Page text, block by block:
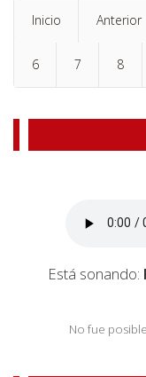
Inicio Anterior
6 7 8
Está sonando:
No fue